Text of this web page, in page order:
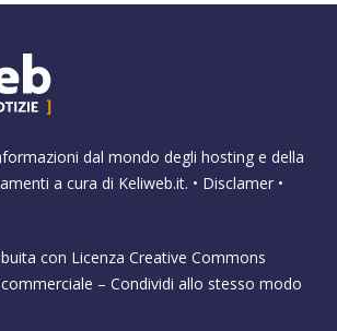
dal mondo degli hosting e della
a cura di Keliweb.it. • Disclamer •
con Licenza Creative Commons
– Condividi allo stesso modo